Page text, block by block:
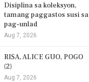
Disiplina sa koleksyon,
tamang paggastos susi sa
pag-unlad
Aug 7, 2026
RISA, ALICE GUO, POGO
(2)
Aug 7, 2026